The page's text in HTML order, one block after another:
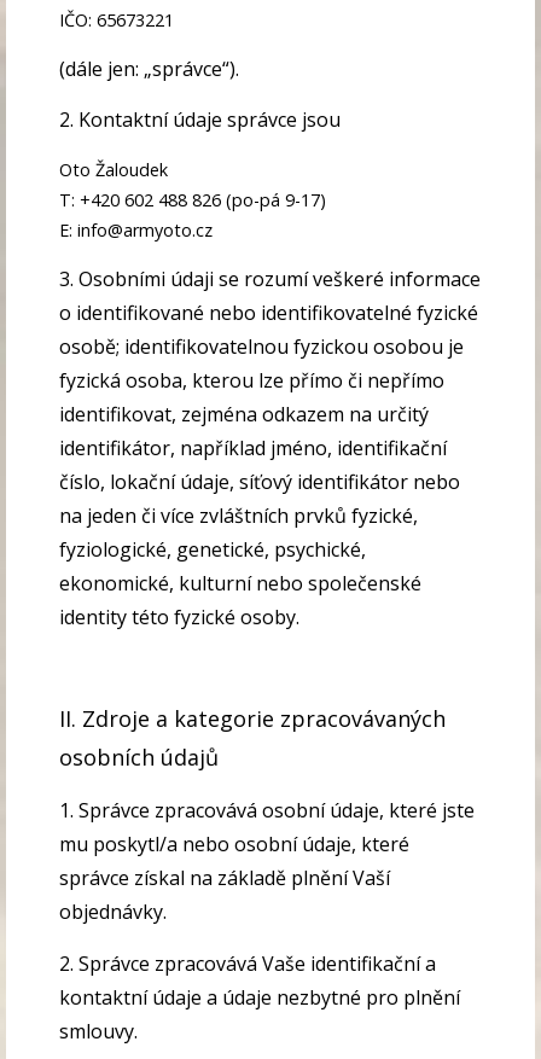
IČO: 65673221
(dále jen: „správce“).
2. Kontaktní údaje správce jsou
Oto Žaloudek
T: +420 602 488 826 (po-pá 9-17)
E: info@armyoto.cz
3. Osobními údaji se rozumí veškeré informace
o identifikované nebo identifikovatelné fyzické
osobě; identifikovatelnou fyzickou osobou je
fyzická osoba, kterou lze přímo či nepřímo
identifikovat, zejména odkazem na určitý
identifikátor, například jméno, identifikační
číslo, lokační údaje, síťový identifikátor nebo
na jeden či více zvláštních prvků fyzické,
fyziologické, genetické, psychické,
ekonomické, kulturní nebo společenské
identity této fyzické osoby.
II. Zdroje a kategorie zpracovávaných
osobních údajů
1. Správce zpracovává osobní údaje, které jste
mu poskytl/a nebo osobní údaje, které
správce získal na základě plnění Vaší
objednávky.
2. Správce zpracovává Vaše identifikační a
kontaktní údaje a údaje nezbytné pro plnění
smlouvy.